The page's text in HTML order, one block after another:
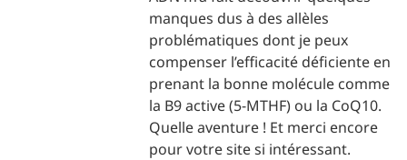
manques dus à des allèles
problématiques dont je peux
compenser l’efficacité déficiente en
prenant la bonne molécule comme
la B9 active (5-MTHF) ou la CoQ10.
Quelle aventure ! Et merci encore
pour votre site si intéressant.